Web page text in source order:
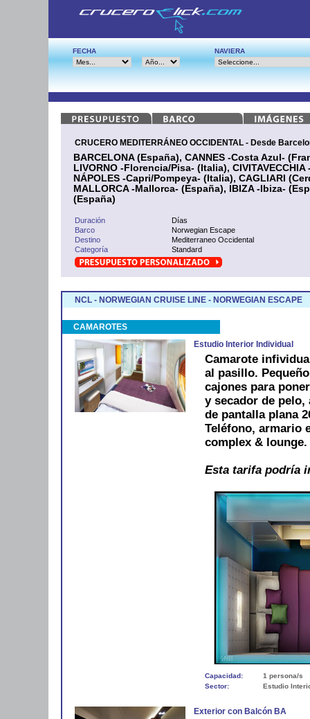
FECHA NAVIERA
CRUCERO MEDITERRÁNEO OCCIDENTAL - Desde
BARCELONA (España), CANNES -Costa Azul-
LIVORNO -Florencia/Pisa- (Italia),
NÁPOLES -Capri/Pompeya- (Italia), CAGLIARI
MALLORCA -Mallorca- (España), IBIZA -Ibiza-
(España)
Duración
Días
Barco
Norwegian Escape
Destino
Mediterraneo Occidental
Categoría
Standard
NCL - NORWEGIAN CRUISE LINE - NORWEGIAN ESCAPE
CAMAROTES
Estudio Interior Individual
Camarote
al pasillo.
cajones para
y secador de
de pantalla plana
Teléfono, armario
complex & lounge.
Esta tarifa podría
Capacidad:
1 persona/s
Sector:
Estudio
Exterior con Balcón BA